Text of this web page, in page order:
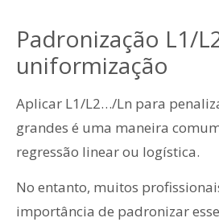
Padronização L1/
uniformização
Aplicar L1/L2…/Ln para
grandes é uma maneira
regressão linear ou logística.
No entanto, muitos
importância de padronizar